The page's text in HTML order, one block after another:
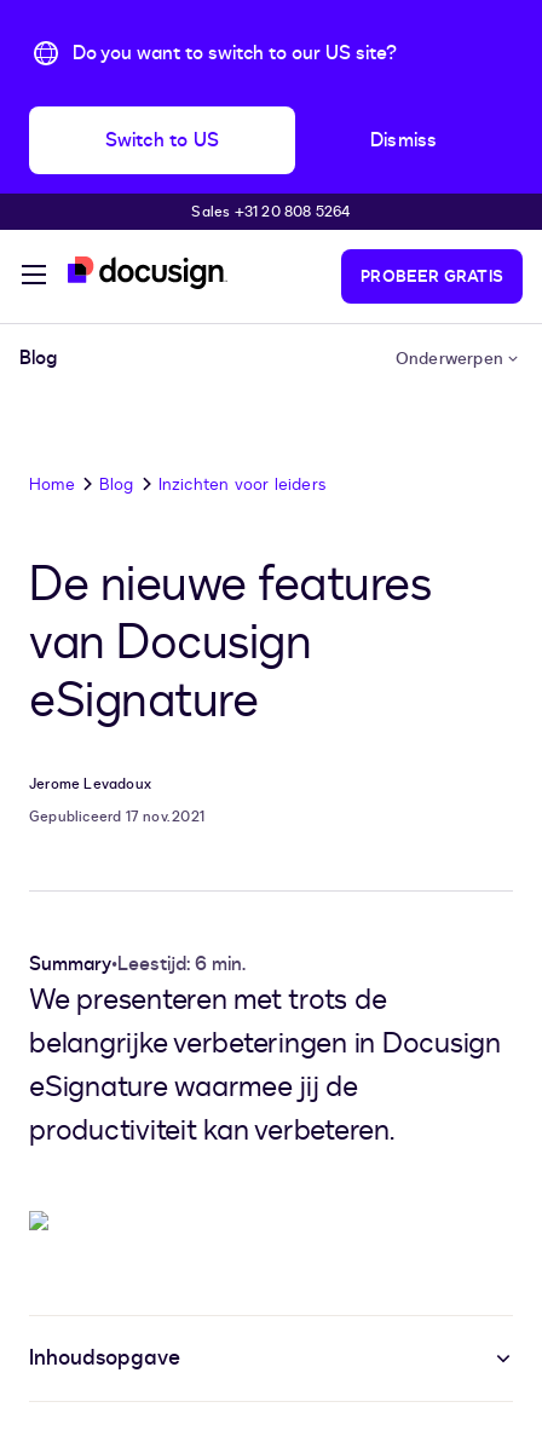
Do you want to switch to our US site?
Switch to US Dismiss
Pular para o conteúdo principal
Sales +31 20 808 5264
PROBEER GRATIS
Blog Onderwerpen
Home Blog Inzichten voor leiders
De nieuwe features
van Docusign
eSignature
Jerome Levadoux
Gepubliceerd 17 nov. 2021
Summary•Leestijd: 6 min.
We presenteren met trots de
belangrijke verbeteringen in Docusign
eSignature waarmee jij de
productiviteit kan verbeteren.
Inhoudsopgave